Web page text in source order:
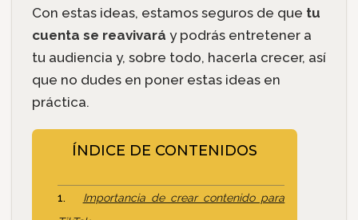
Con estas ideas, estamos seguros de que tu
cuenta se reavivará y podrás entretener a
tu audiencia y, sobre todo, hacerla crecer, así
que no dudes en poner estas ideas en
práctica.
ÍNDICE DE CONTENIDOS
Importancia de crear contenido para